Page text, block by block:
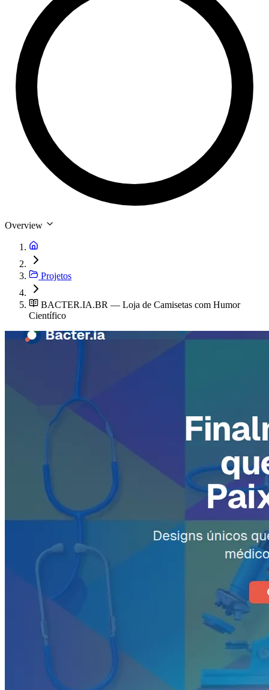
Overview
Projetos
BACTER.IA.BR — Loja de Camisetas com Humor
Científico